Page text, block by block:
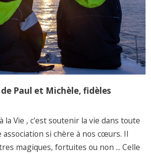
Paul et Michèle, fidèles
la Vie , c'est soutenir la vie dans toute
association si chère à nos cœurs. Il
magiques, fortuites ou non ... Celle